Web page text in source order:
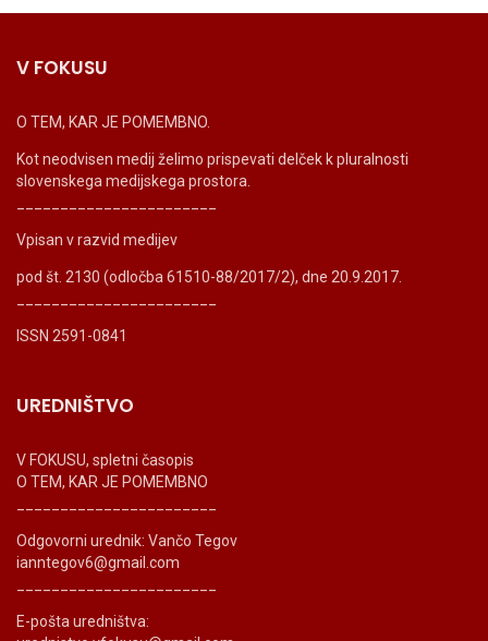
V FOKUSU
O TEM, KAR JE POMEMBNO.
Kot neodvisen medij želimo prispevati delček k pluralnosti
slovenskega medijskega prostora.
Vpisan v razvid medijev
pod št. 2130 (odločba 61510-88/2017/2), dne 20.9.2017.
ISSN 2591-0841
UREDNIŠTVO
V FOKUSU, spletni časopis
O TEM, KAR JE POMEMBNO
Odgovorni urednik: Vančo Tegov
ianntegov6@gmail.com
E-pošta uredništva: